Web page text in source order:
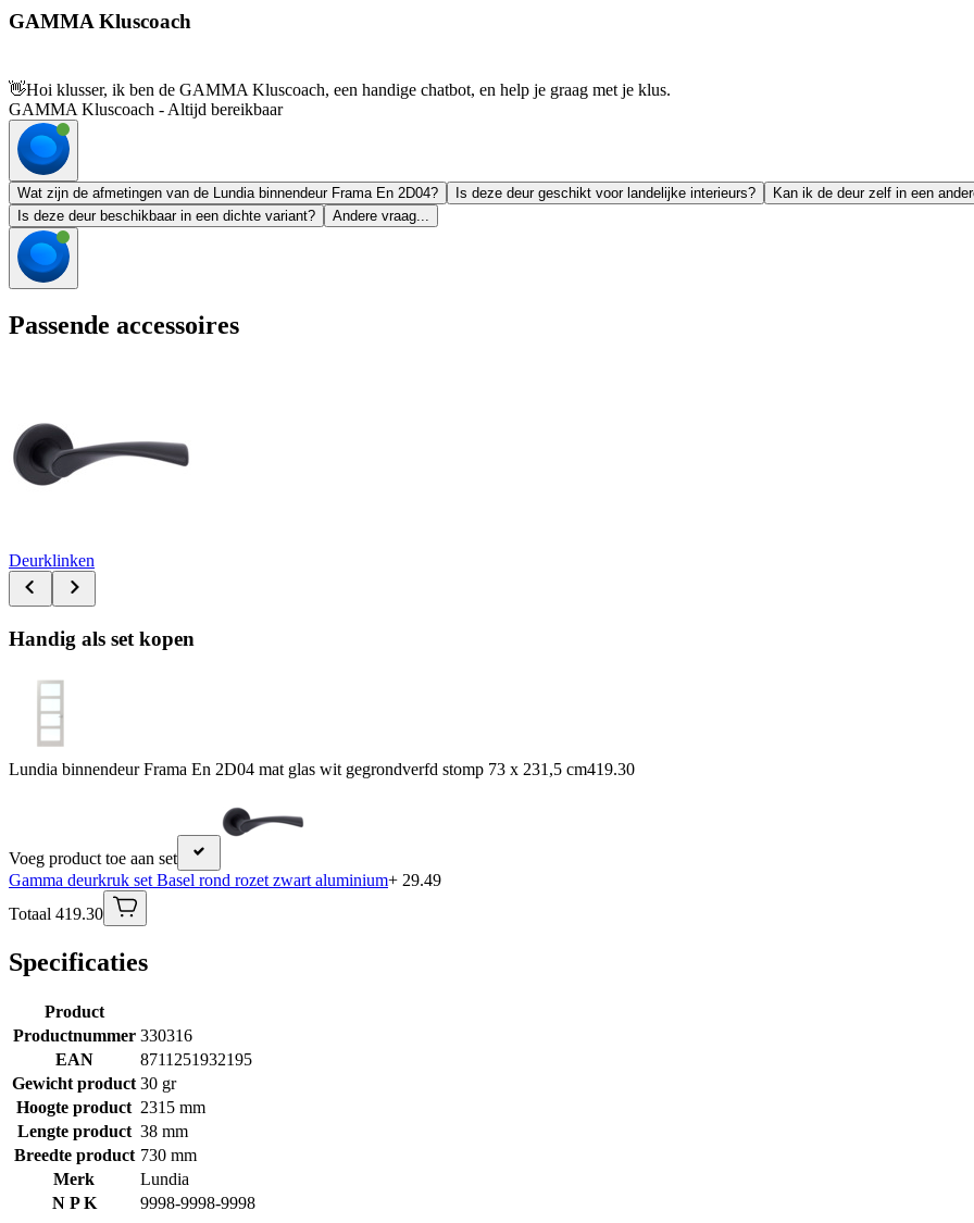
GAMMA Kluscoach
👋Hoi klusser, ik ben de GAMMA Kluscoach, een handige chatbot, en help je graag met je klus.
GAMMA Kluscoach - Altijd bereikbaar
Wat zijn de afmetingen van de Lundia binnendeur Frama En 2D04? Is deze deur geschikt voor landelijke interieurs?
Kan ik de deur zelf in een
Is deze deur beschikbaar in een dichte variant?
Andere vraag...
Passende accessoires
Deurklinken
Handig als set kopen
Lundia binnendeur Frama En 2D04 mat glas wit gegrondverfd stomp 73 x 231,5 cm419.30
Voeg product toe aan set
Gamma deurkruk set Basel rond rozet zwart aluminium+ 29.49
Totaal 419.30
Specificaties
Product
Productnummer 330316
EAN
8711251932195
Gewicht product 30 gr
Hoogte product 2315 mm
Lengte product 38 mm
Breedte product 730 mm
Merk
Lundia
N P K
9998-9998-9998